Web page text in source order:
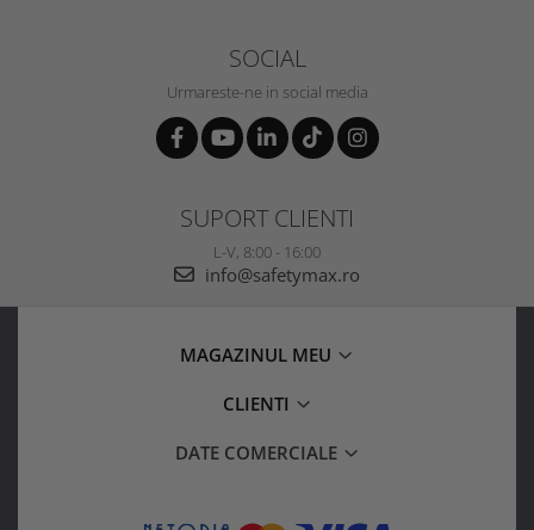
SOCIAL
Urmareste-ne in social media
SUPORT CLIENTI
L-V, 8:00 - 16:00
info@safetymax.ro
MAGAZINUL MEU
CLIENTI
DATE COMERCIALE